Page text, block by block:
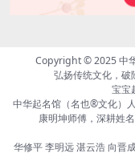
Copyright © 2025中
弘扬传统文化，破
宝宝
中华起名馆（名也®文化）
康明坤师傅，深耕姓
华修平 李明远 湛云浩 向晋